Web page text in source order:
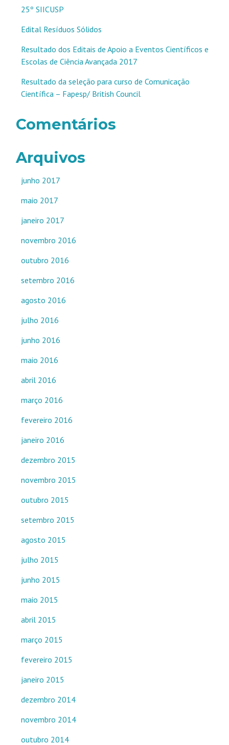
25º SIICUSP
Edital Resíduos Sólidos
Resultado dos Editais de Apoio a Eventos Científicos e
Escolas de Ciência Avançada 2017
Resultado da seleção para curso de Comunicação
Científica – Fapesp/ British Council
Comentários
Arquivos
junho 2017
maio 2017
janeiro 2017
novembro 2016
outubro 2016
setembro 2016
agosto 2016
julho 2016
junho 2016
maio 2016
abril 2016
março 2016
fevereiro 2016
janeiro 2016
dezembro 2015
novembro 2015
outubro 2015
setembro 2015
agosto 2015
julho 2015
junho 2015
maio 2015
abril 2015
março 2015
fevereiro 2015
janeiro 2015
dezembro 2014
novembro 2014
outubro 2014